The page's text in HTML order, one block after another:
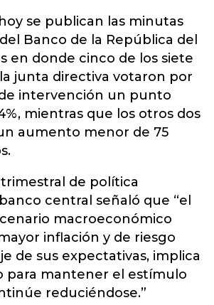
se publican las minutas
Banco de la República del
en donde cinco de los siete
junta directiva votaron por
intervención un punto
mientras que los otros dos
aumento menor de 75
de política
central señaló que “el
macroeconómico
inflación y de riesgo
de sus expectativas, implica
para mantener el estímulo
reduciéndose.”